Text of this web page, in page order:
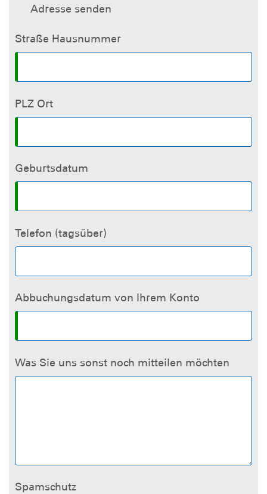
Adresse senden
Straße Hausnummer
PLZ Ort
Geburtsdatum
Telefon (tagsüber)
Abbuchungsdatum von Ihrem Konto
Was Sie uns sonst noch mitteilen möchten
Spamschutz